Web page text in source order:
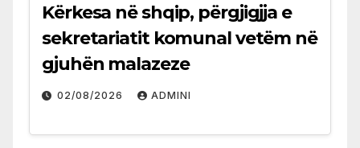
Kërkesa në shqip, përgjigjja e
sekretariatit komunal vetëm në
gjuhën malazeze
02/08/2026 ADMINI